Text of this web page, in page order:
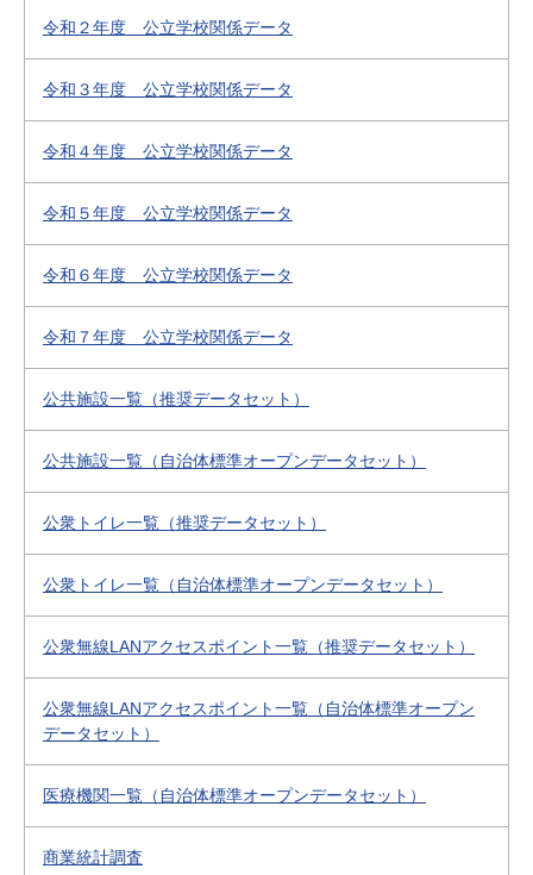
令和２年度 公立学校関係データ
令和３年度 公立学校関係データ
令和４年度 公立学校関係データ
令和５年度 公立学校関係データ
令和６年度 公立学校関係データ
令和７年度 公立学校関係データ
公共施設一覧（推奨データセット）
公共施設一覧（自治体標準オープンデータセット）
公衆トイレ一覧（推奨データセット）
公衆トイレ一覧（自治体標準オープンデータセット）
公衆無線LANアクセスポイント一覧（推奨データセット）
公衆無線LANアクセスポイント一覧（自治体標準オープン
データセット）
医療機関一覧（自治体標準オープンデータセット）
商業統計調査